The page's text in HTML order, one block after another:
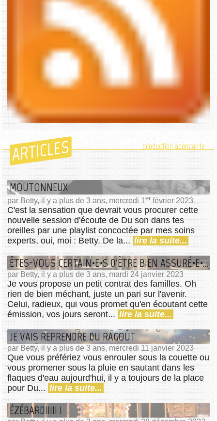
ARTICLES production abondante
MOUTONNEUX
par Betty, il y a plus de 3 ans, mercredi 1er février 2023
C'est la sensation que devrait vous procurer cette
nouvelle session d'écoute de Du son dans tes
oreilles par une playlist concoctée par mes soins
experts, oui, moi : Betty. De la... lire la suite...
ÊTES-VOUS CERTAIN⋅E⋅S D'ÊTRE BIEN ASSURÉ⋅E⋅S ?
par Betty, il y a plus de 3 ans, mardi 24 janvier 2023
Je vous propose un petit contrat des familles. Oh
rien de bien méchant, juste un pari sur l'avenir.
Celui, radieux, qui vous promet qu'en écoutant cette
émission, vos jours seront... lire la suite...
JE VAIS REPRENDRE DU RAGOÛT
par Betty, il y a plus de 3 ans, mercredi 11 janvier 2023
Que vous préfériez vous enrouler sous la couette ou
vous promener sous la pluie en sautant dans les
flaques d'eau aujourd'hui, il y a toujours de la place
pour Du... lire la suite...
ÉZÉBARDIIIII !